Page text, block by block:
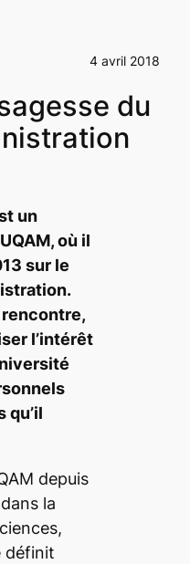
4 avril 2018
du
un
où il
sur le
l’intérêt
qu’il
depuis
la
définit